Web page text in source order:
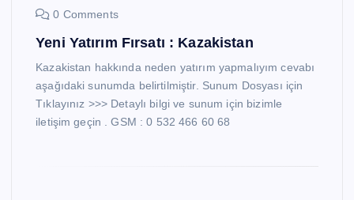
0 Comments
Yeni Yatırım Fırsatı : Kazakistan
Kazakistan hakkında neden yatırım yapmalıyım cevabı
aşağıdaki sunumda belirtilmiştir. Sunum Dosyası için
Tıklayınız >>> Detaylı bilgi ve sunum için bizimle
iletişim geçin . GSM : 0 532 466 60 68